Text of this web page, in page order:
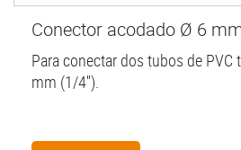
Conector acodado Ø 6
Para conectar dos tubos de PVC
mm (1/4'').